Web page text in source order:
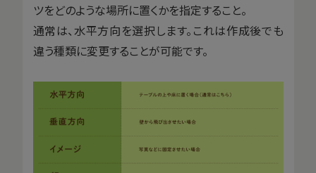
ツをどのような場所に置くかを指定すること。
通常は、水平方向を選択します。これは作成後でも
違う種類に変更することが可能です。